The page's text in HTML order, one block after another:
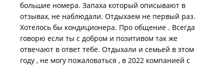
большие номера. Запаха который описывают в
отзывах, не наблюдали. Отдыхаем не первый раз.
Хотелось бы кондиционера. Про общение . Всегда
говорю если ты с добром и позитивом так же
отвечают в ответ тебе. Отдыхали и семьей в этом
году , не могу пожаловаться , в 2022 компанией с